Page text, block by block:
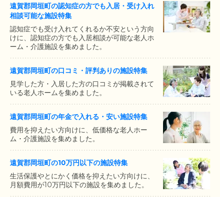
遠賀郡岡垣町の認知症の方でも入居・受け入れ
相談可能な施設特集
認知症でも受け入れてくれるか不安という方向
けに、認知症の方でも入居相談が可能な老人ホ
ーム・介護施設を集めました。
遠賀郡岡垣町の口コミ・評判ありの施設特集
見学した方・入居した方の口コミが掲載されて
いる老人ホームを集めました。
遠賀郡岡垣町の年金で入れる・安い施設特集
費用を抑えたい方向けに、低価格な老人ホー
ム・介護施設を集めました。
遠賀郡岡垣町の10万円以下の施設特集
生活保護やとにかく価格を抑えたい方向けに、
月額費用が10万円以下の施設を集めました。